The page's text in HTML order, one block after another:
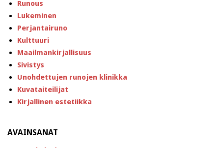
Runous
Lukeminen
Perjantairuno
Kulttuuri
Maailmankirjallisuus
Sivistys
Unohdettujen runojen klinikka
Kuvataiteilijat
Kirjallinen estetiikka
AVAINSANAT